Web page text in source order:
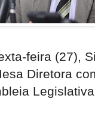
feira (27),
Diretora